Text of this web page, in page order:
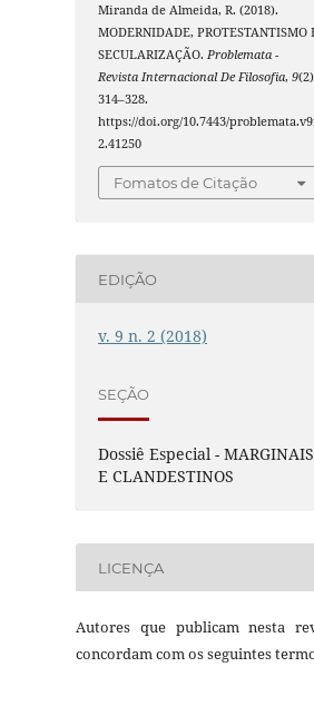
Miranda de Almeida, R. (2018).
MODERNIDADE, PROTESTANTISMO
SECULARIZAÇÃO. Problemata -
Revista Internacional De Filosofia,9
314–328.
https://doi.org/10.7443/
2.41250
Fomatos de Citação
EDIÇÃO
v. 9 n. 2 (2018)
SEÇÃO
Dossiê Especial - MARGINAIS
E CLANDESTINOS
LICENÇA
Autores que publicam nesta
concordam com os seguintes